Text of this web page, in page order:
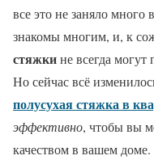
все это не заняло
знакомы многим, и, к
стяжкине всегда
Но сейчас всё
полусухая стяжка в
эффективно, чтобы вы
качеством в вашем доме.